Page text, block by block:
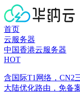
首页
云服务器
中国香港云服务器
HOT
含国际T1网络，CN2
大陆优化路由，免备